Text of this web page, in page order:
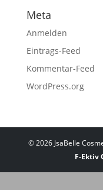
Meta
Anmelden
Eintrags-Feed
Kommentar-Feed
WordPress.org
©2026 JsaBelle
F-Ektiv